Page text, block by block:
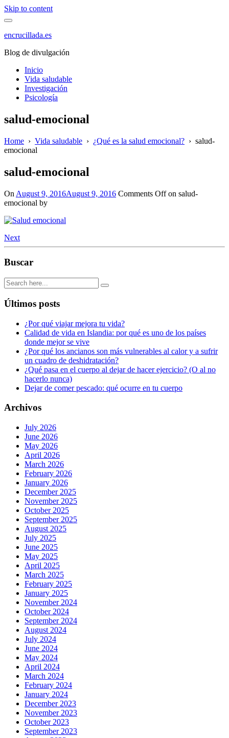
Skip to content
encrucillada.es
Blog de divulgación
Inicio
Vida saludable
Investigación
Psicología
salud-emocional
Home › Vida saludable › ¿Qué es la salud emocional? › salud-
emocional
salud-emocional
On August 9, 2016August 9, 2016 Comments Offon salud-
emocional by
Next
Buscar
Últimos posts
¿Por qué viajar mejora tu vida?
Calidad de vida en Islandia: por qué es uno de los países
donde mejor se vive
¿Por qué los ancianos son más vulnerables al calor y a sufrir
un cuadro de deshidratación?
¿Qué pasa en el cuerpo al dejar de hacer ejercicio? (O al no
hacerlo nunca)
Dejar de comer pescado: qué ocurre en tu cuerpo
Archivos
July 2026
June 2026
May 2026
April 2026
March 2026
February 2026
January 2026
December 2025
November 2025
October 2025
September 2025
August 2025
July 2025
June 2025
May 2025
April 2025
March 2025
February 2025
January 2025
November 2024
October 2024
September 2024
August 2024
July 2024
June 2024
May 2024
April 2024
March 2024
February 2024
January 2024
December 2023
November 2023
October 2023
September 2023